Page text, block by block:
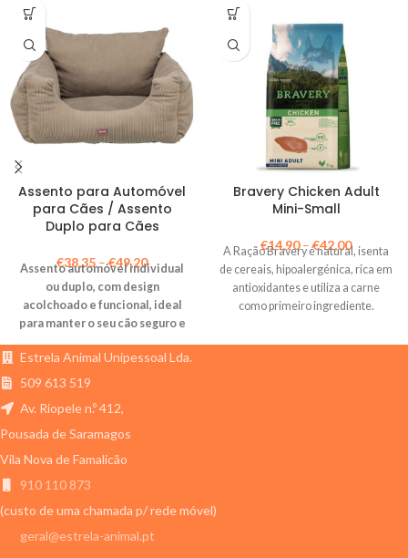
Assento para Automóvel
para Cães / Assento
Duplo para Cães
€38,35–€49,20
Assento automóvel individual
ou duplo, com design
acolchoado e funcional, ideal
para manter o seu cão seguro e
confortável durante as viagens.
Bravery Chicken Adult
Mini-Small
€14,90–€42,00
A Ração Bravery é natural, isenta
de cereais, hipoalergénica, rica em
antioxidantes e utiliza a carne
como primeiro ingrediente.
Estrela Animal Unipessoal Lda.
509 613 519
Av. Riopele n.º 412,
Pousada de Saramagos
Vila Nova de Famalicão
910 110 873
(custo de uma chamada p/ rede móvel)
geral@estrela-animal.pt